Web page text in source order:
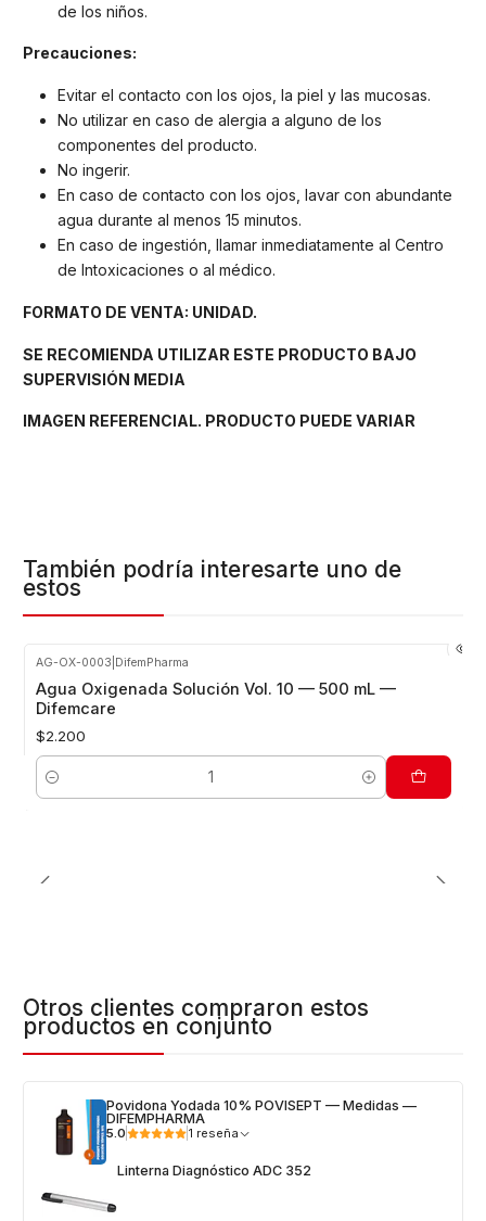
de los niños.
Precauciones:
Evitar el contacto con los ojos, la piel y las mucosas.
No utilizar en caso de alergia a alguno de los
componentes del producto.
No ingerir.
En caso de contacto con los ojos, lavar con abundante
agua durante al menos 15 minutos.
En caso de ingestión, llamar inmediatamente al Centro
de Intoxicaciones o al médico.
FORMATO DE VENTA: UNIDAD.
SE RECOMIENDA UTILIZAR ESTE PRODUCTO BAJO
SUPERVISIÓN MEDIA
IMAGEN REFERENCIAL. PRODUCTO PUEDE VARIAR
También podría interesarte uno de
estos
AG-OX-0003 DifemPharma
Agua Oxigenada Solución Vol. 10 — 500 mL —
Difemcare
$2.200
Cantidad
Otros clientes compraron estos
productos en conjunto
Povidona Yodada 10% POVISEPT — Medidas —
DIFEMPHARMA
5.0 1 reseña
Linterna Diagnóstico ADC 352